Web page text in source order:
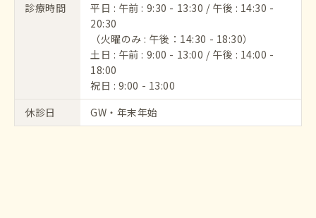
診療時間
平日 : 午前 : 9:30 - 13:30 / 午後 : 14:30 -
20:30
（火曜のみ : 午後：14:30 - 18:30）
土日 : 午前 : 9:00 - 13:00 / 午後 : 14:00 -
18:00
祝日 : 9:00 - 13:00
休診日
GW・年末年始